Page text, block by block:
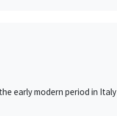
early modern period in Italy